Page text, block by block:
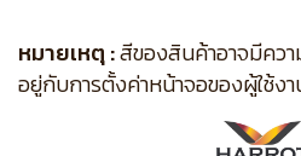
หมายเหตุ :สีของสินค้าอาจมีคว
อยู่กับการตั้งค่าหน้าจอของผู้ใช้ง